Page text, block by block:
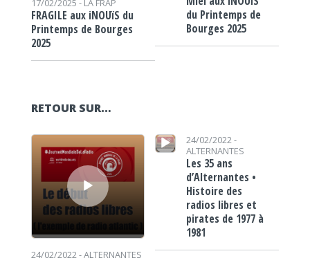
FRAGILE aux iNOUïS du
Printemps de Bourges
2025
du Printemps de
Bourges 2025
RETOUR SUR…
Lecteur audio
24/02/2022 -ALTERNANTES
Lecteur audio
24/02/2022 -
ALTERNANTES
Les 35 ans
d’Alternantes •
Histoire des
radios libres et
pirates de 1977 à
1981